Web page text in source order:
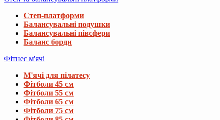
Степ-платформи
Балансувальні подушки
Балансувальні півсфери
Баланс борди
Фітнес м'ячі
М'ячі для пілатесу
Фітболи 45 см
Фітболи 55 см
Фітболи 65 см
Фітболи 75 см